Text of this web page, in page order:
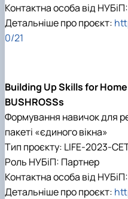
Контактна особа від
Детальніше про проєкт:
0/21
Building Up Skills for
BUSHROSSs
Формування навичок для
пакеті «єдиного вікна»
Тип проєкту: LIFE-2023-
Роль НУБіП: Партнер
Контактна особа від
Детальніше про проєкт: